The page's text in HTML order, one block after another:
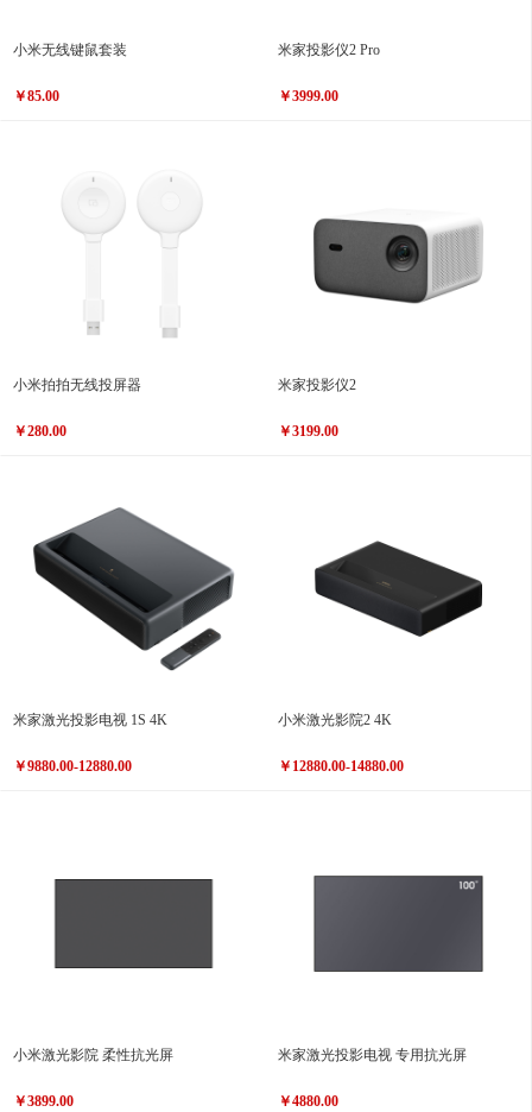
小米无线键鼠套装
￥85.00
米家投影仪2 Pro
￥3999.00
小米拍拍无线投屏器
￥280.00
米家投影仪2
￥3199.00
米家激光投影电视 1S 4K
￥9880.00-12880.00
小米激光影院2 4K
￥12880.00-14880.00
小米激光影院 柔性抗光屏
￥3899.00
米家激光投影电视 专用抗光屏
￥4880.00